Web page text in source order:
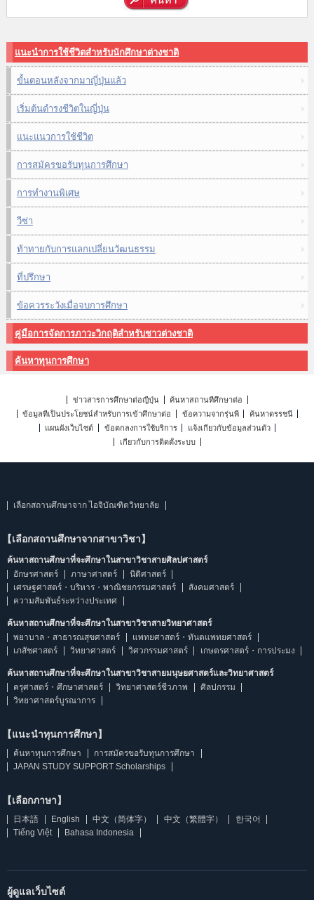
แนะนำการใช้ชีวิตสำหรับนักศึกษาต่างชาติ
ขั้นตอนหลังจากมาญี่ปุ่นแล้ว
เริ่มต้นดำรงชีวิตในญี่ปุ่น
แนะแนวการใช้ชีวิต
การสมัครขอรับทุนการศึกษา
การทำงานพิเศษ
วีซ่า
ท้าทายกับการแลกเปลี่ยนวัฒนธรรม
ที่ปรึกษา
ข้อควรระวังเมื่อจบการศึกษา
คู่มือการจัดการภาวะวิกฤติสำหรับชาวต่างชาติ
ค้นหาทุนการศึกษา
ข่าวสารการศึกษาต่อญี่ปุ่น
ค้นหาสถานที่ศึกษาต่อ
ข้อมูลที่เป็นประโยชน์สำหรับการเข้าศึกษาต่อ
ข้อความจากรุ่นพี่
ค้นหาดรรชนี
แผนผังเว็บไซต์
ข้อตกลงการใช้บริการ
แจ้งเกี่ยวกับข้อมูลส่วนตัว
เกี่ยวกับการติดตั้งระบบ
เลือกสถานศึกษาจาก ไอจิบัณฑิตวิทยาลัย
【เลือกสถานศึกษาจากสาขาวิชา】
ค้นหาสถานศึกษาที่จะศึกษาในสาขาวิชาสายศิลปศาสตร์
อักษรศาสตร์
ภาษาศาสตร์
นิติศาสตร์
เศรษฐศาสตร์・บริหาร・พาณิชยกรรมศาสตร์
สังคมศาสตร์
ความสัมพันธ์ระหว่างประเทศ
ค้นหาสถานศึกษาที่จะศึกษาในสาขาวิชาสายวิทยาศาสตร์
พยาบาล・สาธารณสุขศาสตร์
แพทยศาสตร์・ทันตแพทยศาสตร์
เภสัชศาสตร์
วิทยาศาสตร์ วิศวกรรมศาสตร์ เกษตรศาสตร์・การประมง
ค้นหาสถานศึกษาที่จะศึกษาในสาขาวิชาสายมนุษยศาสตร์และวิทยาศาสตร์
ครุศาสตร์・ศึกษาศาสตร์
วิทยาศาสตร์ชีวภาพ
ศิลปกรรม
วิทยาศาสตร์บูรณาการ
【แนะนำทุนการศึกษา】
ค้นหาทุนการศึกษา
การสมัครขอรับทุนการศึกษา
JAPAN STUDY SUPPORT Scholarships
【เลือกภาษา】
日本語 English 中文（简体字） 中文（繁體字）
한국어
Tiếng Việt
Bahasa Indonesia
ผู้ดูแลเว็บไซต์